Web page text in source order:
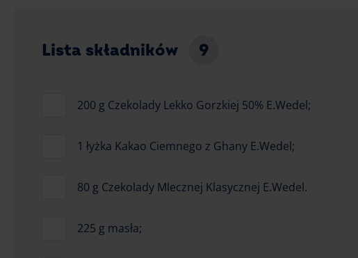
Lista składników 9
200 g Czekolady Lekko Gorzkiej 50% E.Wedel;
1 łyżka Kakao Ciemnego z Ghany E.Wedel;
80 g Czekolady Mlecznej Klasycznej E.Wedel.
225 g masła;